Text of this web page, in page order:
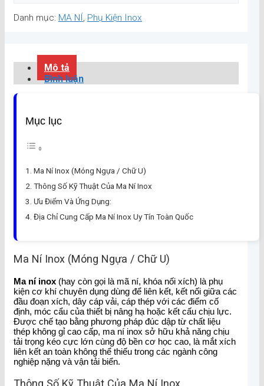
Danh mục: MA NÍ , Phụ Kiện Inox
Mô tả
Bình luận
Mục lục
Ma Ní Inox (Móng Ngựa / Chữ U)
Thông Số Kỹ Thuật Của Ma Ní Inox
Ưu Điểm Và Ứng Dụng:
Địa Chỉ Cung Cấp Ma Ní Inox Uy Tín Toàn Quốc
Ma Ní Inox (Móng Ngựa / Chữ U)
Ma ní inox (hay còn gọi là mã ní, khóa nối xích) là phụ
kiện cơ khí chuyên dụng dùng để liên kết, kết nối giữa các
đầu đoạn xích, dây cáp vải, cáp thép với các điểm cố
định, móc cẩu của thiết bị nâng hạ hoặc kết cấu chịu lực.
Được chế tạo bằng phương pháp đúc dập từ chất liệu
thép không gỉ cao cấp, ma ní inox sở hữu khả năng chịu
tải trọng kéo cực lớn cùng độ bền cơ học cao, là mắt xích
liên kết an toàn không thể thiếu trong các ngành công
nghiệp nặng và vận tải biển.
Thông Số Kỹ Thuật Của Ma Ní Inox